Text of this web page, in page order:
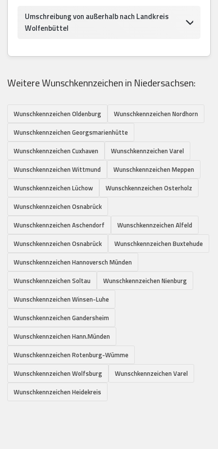
Umschreibung von außerhalb nach Landkreis
Wolfenbüttel
Weitere Wunschkennzeichen in Niedersachsen:
Wunschkennzeichen Oldenburg
Wunschkennzeichen Nordhorn
Wunschkennzeichen Georgsmarienhütte
Wunschkennzeichen Cuxhaven
Wunschkennzeichen Varel
Wunschkennzeichen Wittmund
Wunschkennzeichen Meppen
Wunschkennzeichen Lüchow
Wunschkennzeichen Osterholz
Wunschkennzeichen Osnabrück
Wunschkennzeichen Aschendorf
Wunschkennzeichen Alfeld
Wunschkennzeichen Osnabrück
Wunschkennzeichen Buxtehude
Wunschkennzeichen Hannoversch Münden
Wunschkennzeichen Soltau
Wunschkennzeichen Nienburg
Wunschkennzeichen Winsen-Luhe
Wunschkennzeichen Gandersheim
Wunschkennzeichen Hann.Münden
Wunschkennzeichen Rotenburg-Wümme
Wunschkennzeichen Wolfsburg
Wunschkennzeichen Varel
Wunschkennzeichen Heidekreis